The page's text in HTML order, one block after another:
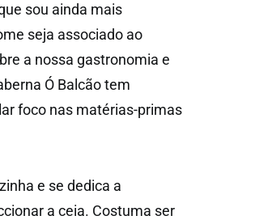
sou ainda mais
seja associado ao
a nossa gastronomia e
Ó Balcão tem
foco nas matérias-primas
e se dedica a
a ceia. Costuma ser